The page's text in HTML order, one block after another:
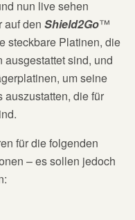
nun live sehen
auf den Shield2Go™
steckbare Platinen, die
sind, und
um seine
auszustatten, die für
für die folgenden
– es sollen jedoch